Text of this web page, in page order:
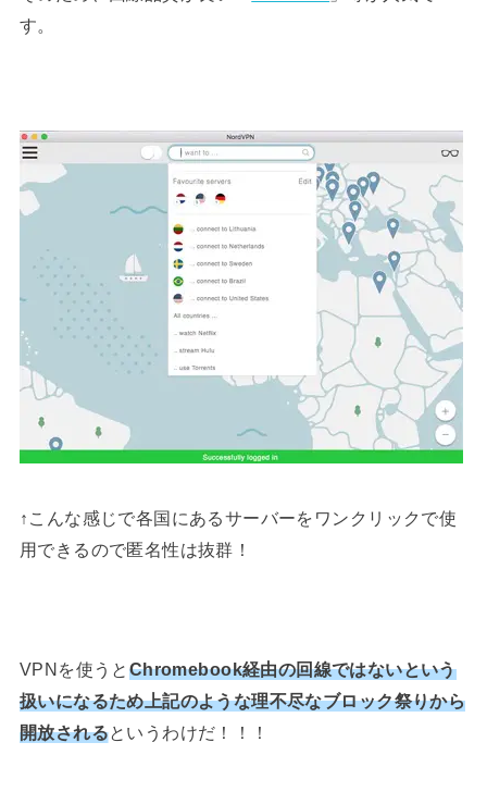
す。
↑こんな感じで各国にあるサーバーをワンクリックで使
用できるので匿名性は抜群！
VPNを使うと Chromebook経由の回線ではないという
扱いになるため上記のような理不尽なブロック祭りから
開放されるというわけだ！！！